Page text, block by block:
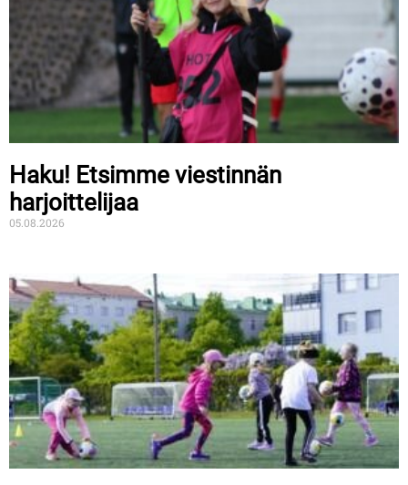
Haku! Etsimme viestinnän
harjoittelijaa
05.08.2026